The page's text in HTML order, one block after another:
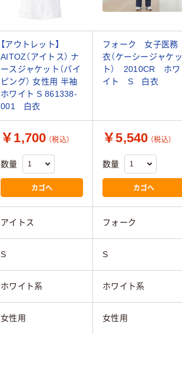
【アウトレット】
AITOZ（アイトス） ナ
ースジャケット（パイ
ピング） 女性用 半袖
ホワイト S 861338-
001 白衣
フォーク 女子医務
衣（ケーシージャケッ
ト） 2010CR ホワ
イト S 白衣
￥1,700 （税込）
数量
カゴへ
￥5,540 （税込）
数量
カゴへ
アイトス フォーク
S S
ホワイト系 ホワイト系
女性用 女性用